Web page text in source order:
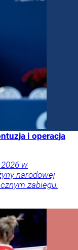
i operacja
w
narodowej
zabiegu.